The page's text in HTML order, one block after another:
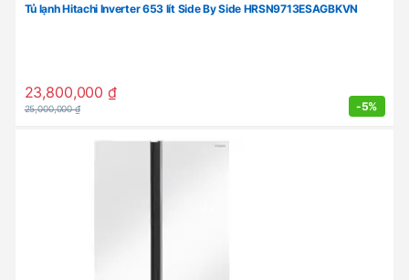
Tủ lạnh Hitachi Inverter 653 lít Side By Side HRSN9713ESAGBKVN
23,800,000 ₫
25,000,000₫ -5%